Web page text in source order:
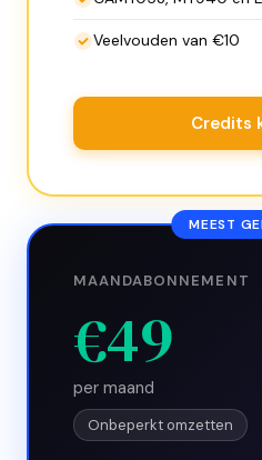
Veelvouden van €10
Credits
MEEST
MAANDABONNEMENT
€49
per maand
Onbeperkt omzetten